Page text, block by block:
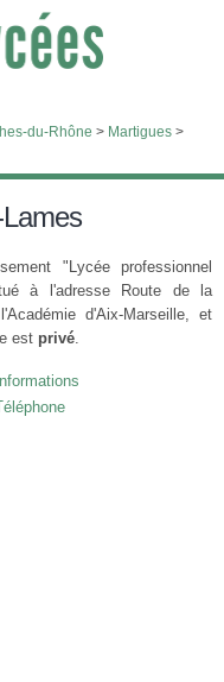
du-Rhône > Martigues >
"Lycée professionnel
à l'adresse Route de la
d'Aix-Marseille, et
est privé.
Informations